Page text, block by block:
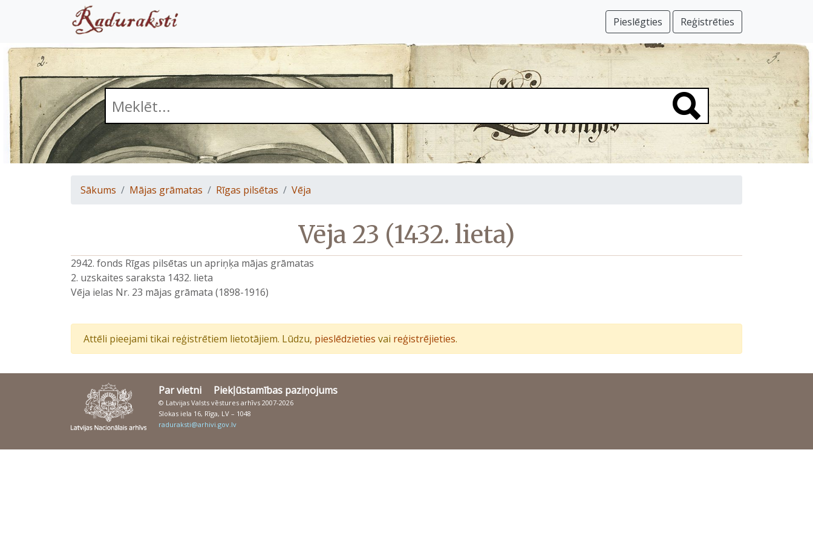
Pieslēgties Reģistrēties
Sākums Mājas grāmatas Rīgas pilsētas Vēja
Vēja 23 (1432. lieta)
2942. fonds Rīgas pilsētas un apriņķa mājas grāmatas
2. uzskaites saraksta 1432. lieta
Vēja ielas Nr. 23 mājas grāmata (1898-1916)
Attēli pieejami tikai reģistrētiem lietotājiem. Lūdzu, pieslēdzieties vai reģistrējieties.
Par vietni Piekļūstamības paziņojums
© Latvijas Valsts vēstures arhīvs 2007-2026
Slokas iela 16, Rīga, LV – 1048
raduraksti@arhivi.gov.lv